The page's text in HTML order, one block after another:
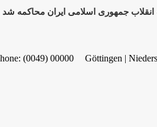
انقلاب جمهوری اسلامی ایران محاكمه شد
Göttingen |
(0049) 00000